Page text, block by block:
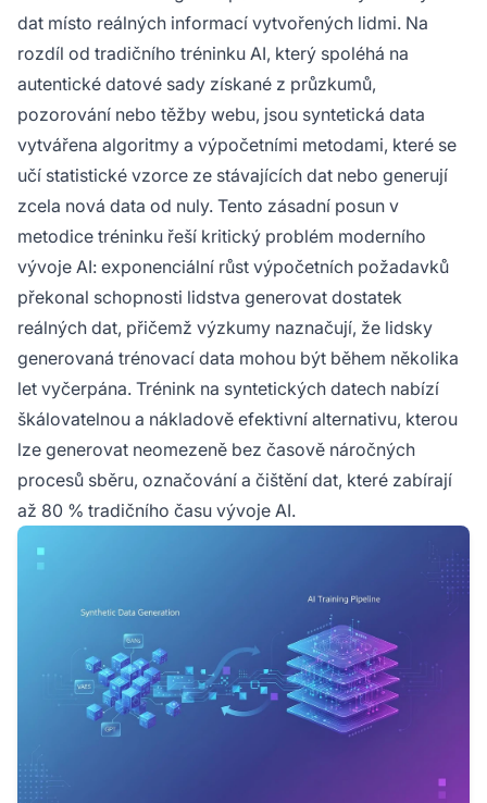
dat místo reálných informací vytvořených lidmi. Na
rozdíl od tradičního tréninku AI, který spoléhá na
autentické datové sady získané z průzkumů,
pozorování nebo těžby webu, jsou syntetická data
vytvářena algoritmy a výpočetními metodami, které se
učí statistické vzorce ze stávajících dat nebo generují
zcela nová data od nuly. Tento zásadní posun v
metodice tréninku řeší kritický problém moderního
vývoje AI: exponenciální růst výpočetních požadavků
překonal schopnosti lidstva generovat dostatek
reálných dat, přičemž výzkumy naznačují, že lidsky
generovaná trénovací data mohou být během několika
let vyčerpána. Trénink na syntetických datech nabízí
škálovatelnou a nákladově efektivní alternativu, kterou
lze generovat neomezeně bez časově náročných
procesů sběru, označování a čištění dat, které zabírají
až 80 % tradičního času vývoje AI.